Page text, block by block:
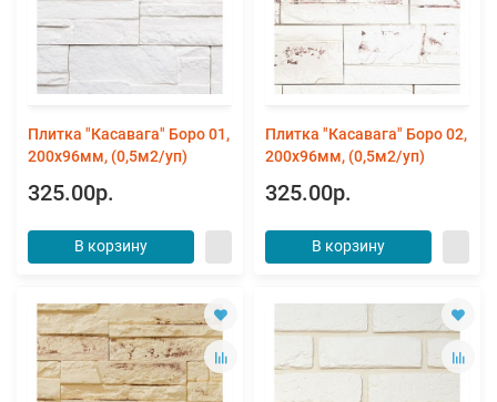
Плитка "Касавага" Боро 01,
200х96мм, (0,5м2/уп)
325.00р.
В корзину
Плитка "Касавага" Боро 02,
200х96мм, (0,5м2/уп)
325.00р.
В корзину